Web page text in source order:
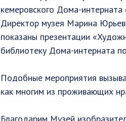
кемеровского Дома-
Директор музея Марина
показаны презентации
библиотеку Дома-интерната
Подобные мероприятия
как многим из проживающих